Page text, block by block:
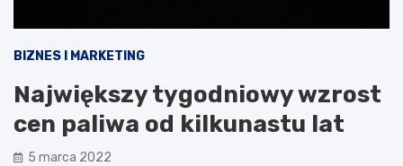
BIZNES I MARKETING
Największy tygodniowy wzrost
cen paliwa od kilkunastu lat
5 marca 2022